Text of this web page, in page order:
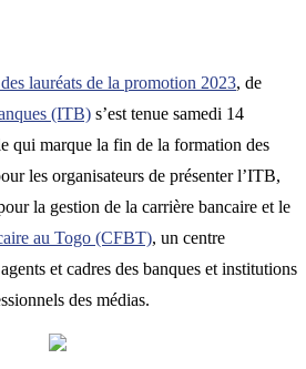
lauréats de la promotion 2023, de
(ITB) s’est tenue samedi 14
qui marque la fin de la formation des
les organisateurs de présenter l’ITB,
la gestion de la carrière bancaire et le
au Togo (CFBT), un centre
et cadres des banques et institutions
des médias.